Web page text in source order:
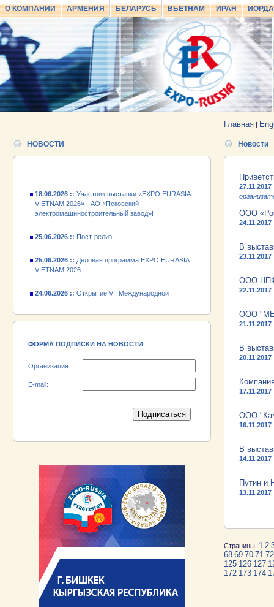
О КОМПАНИИ АРМЕНИЯ БЕЛАРУСЬ ВЬЕТНАМ ИРАН
Главная |
НОВОСТИ
25.06.2026 ::Пост-релиз
25.06.2026 ::Деловая программа EXPO EURASIA
промышленной выставки «EXPO EURASIA
VIETNAM 2026»
VIETNAM 2026» - АО «Псковский
электромашиностроительный завод»!
VIETNAM 2026
промышленной выставки «EXPO EURASIA
18.06.2026 ::Участник выставки «EXPO EURASIA
электромашиностроительный завод»!
ФОРМА ПОДПИСКИ НА НОВОСТИ
Организация:
E-mail:
Новости
27.11.2017
ООО
24.11.2017
В
23.11.2017
ООО НПФ
22.11.2017
ООО
21.11.2017
В
20.11.2017
17.11.2017
ООО
16.11.2017
В
14.11.2017
Путин и
13.11.2017
Страницы: 1 2
68 69 70 71 72
125 126 127
172 173 174